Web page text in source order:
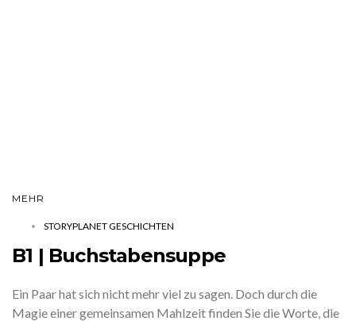
MEHR
STORYPLANET GESCHICHTEN
B1 | Buchstabensuppe
Ein Paar hat sich nicht mehr viel zu sagen. Doch durch die
Magie einer gemeinsamen Mahlzeit finden Sie die Worte, die